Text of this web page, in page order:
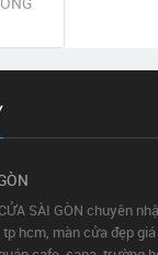
SÀI GÒN chuyên
hcm, màn cửa đẹp